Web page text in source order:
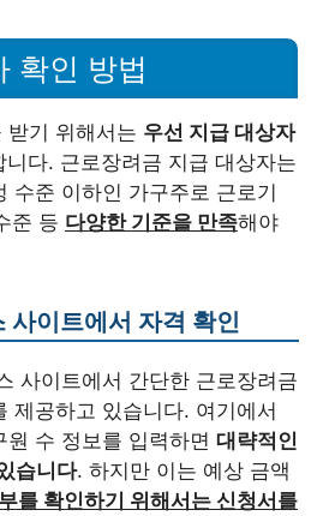
확인 방법
받기 위해서는 우선 지급 대상자
니다. 근로장려금 지급 대상자는
수준 이하인 가구주로 근로기
준 등 다양한 기준을 만족해야
사이트에서 자격 확인
사이트에서 간단한 근로장려금
제공하고 있습니다. 여기에서
원 수 정보를 입력하면 대략적인
습니다. 하지만 이는 예상 금액
를 확인하기 위해서는 신청서를